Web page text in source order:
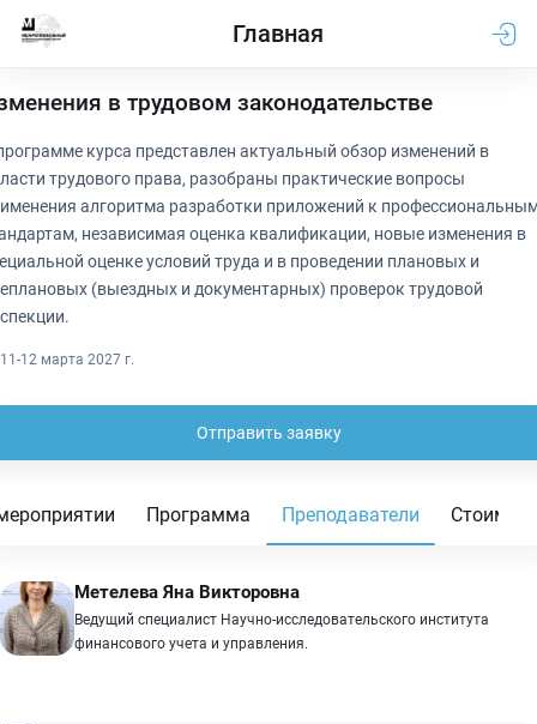
Главная
в трудовом законодательстве
курса представлен актуальный обзор изменений в
трудового права, разобраны практические вопросы
алгоритма разработки приложений к
независимая оценка квалификации, новые изменения в
оценке условий труда и в проведении плановых и
(выездных и документарных) проверок трудовой
11-12 марта 2027 г.
Отправить заявку
Программа Преподаватели
Метелева Яна Викторовна
Ведущий специалист Научно-исследовательского института
финансового учета и управления.